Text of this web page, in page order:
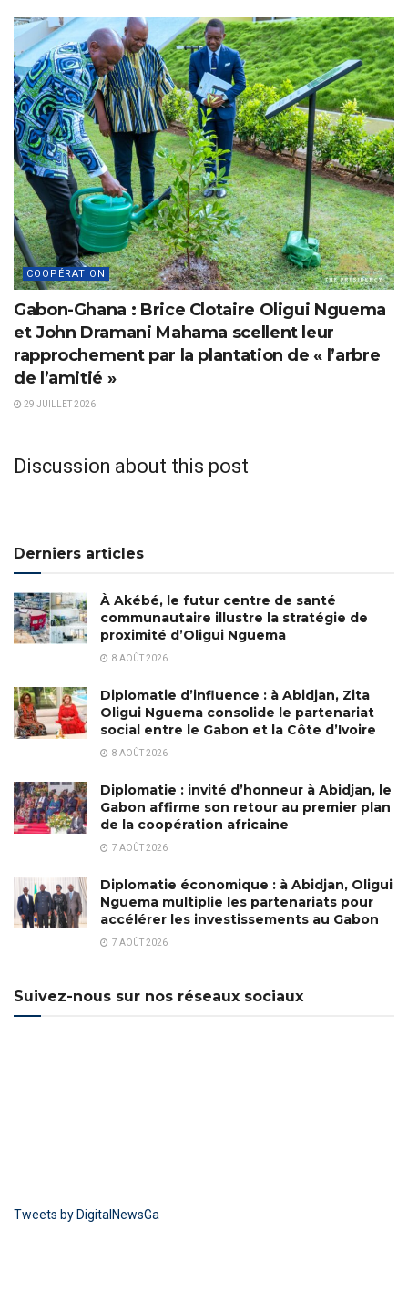
COOPÉRATION
Gabon-Ghana : Brice Clotaire Oligui Nguema
et John Dramani Mahama scellent leur
rapprochement par la plantation de « l’arbre
de l’amitié »
29 JUILLET 2026
Discussion about this post
Derniers articles
À Akébé, le futur centre de santé
communautaire illustre la stratégie de
proximité d’Oligui Nguema
8 AOÛT 2026
Diplomatie d’influence : à Abidjan, Zita
Oligui Nguema consolide le partenariat
social entre le Gabon et la Côte d’Ivoire
8 AOÛT 2026
Diplomatie : invité d’honneur à Abidjan, le
Gabon affirme son retour au premier plan
de la coopération africaine
7 AOÛT 2026
Diplomatie économique : à Abidjan, Oligui
Nguema multiplie les partenariats pour
accélérer les investissements au Gabon
7 AOÛT 2026
Suivez-nous sur nos réseaux sociaux
Tweets by DigitalNewsGa